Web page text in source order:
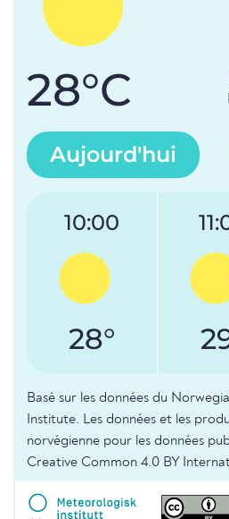
28°C
Aujourd'hui
10:00
28°
Basé sur les données du
Institute. Les données et les
norvégienne pour les données
Creative Common 4.0 BY